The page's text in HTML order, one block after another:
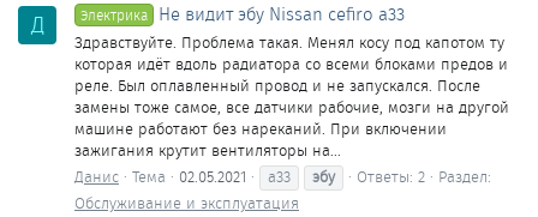
Д Электрика Не видит эбу Nissan cefiro a33
Здравствуйте. Проблема такая. Менял косу под капотом ту
которая идёт вдоль радиатора со всеми блоками предов и
реле. Был оплавленный провод и не запускался. После
замены тоже самое, все датчики рабочие, мозги на другой
машине работают без нареканий. При включении
зажигания крутит вентиляторы на...
Данис Тема 02.05.2021 a33 эбу Ответы: 2
Раздел:
Обслуживание и эксплуатация